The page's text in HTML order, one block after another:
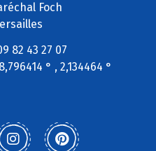
Foch
82 43 27 07
° , 2,134464 °